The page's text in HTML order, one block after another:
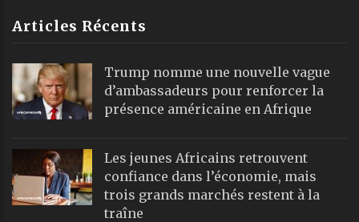
Articles Récents
Trump nomme une nouvelle vague
d’ambassadeurs pour renforcer la
présence américaine en Afrique
Les jeunes Africains retrouvent
confiance dans l’économie, mais
trois grands marchés restent à la
traîne